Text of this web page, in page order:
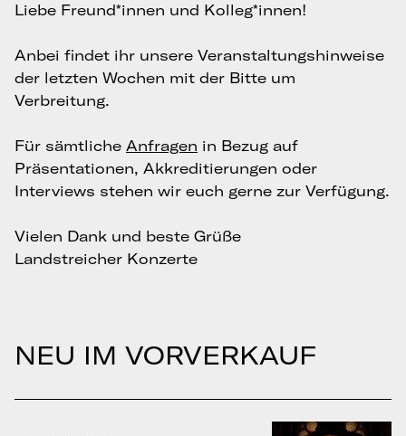
Liebe Freund*innen und Kolleg*innen!
Anbei findet ihr unsere Veranstaltungshinweise
der letzten Wochen mit der Bitte um
Verbreitung.
Für sämtliche Anfragen in Bezug auf
Präsentationen, Akkreditierungen oder
Interviews stehen wir euch gerne zur Verfügung.
Vielen Dank und beste Grüße
Landstreicher Konzerte
NEU IM VORVERKAUF